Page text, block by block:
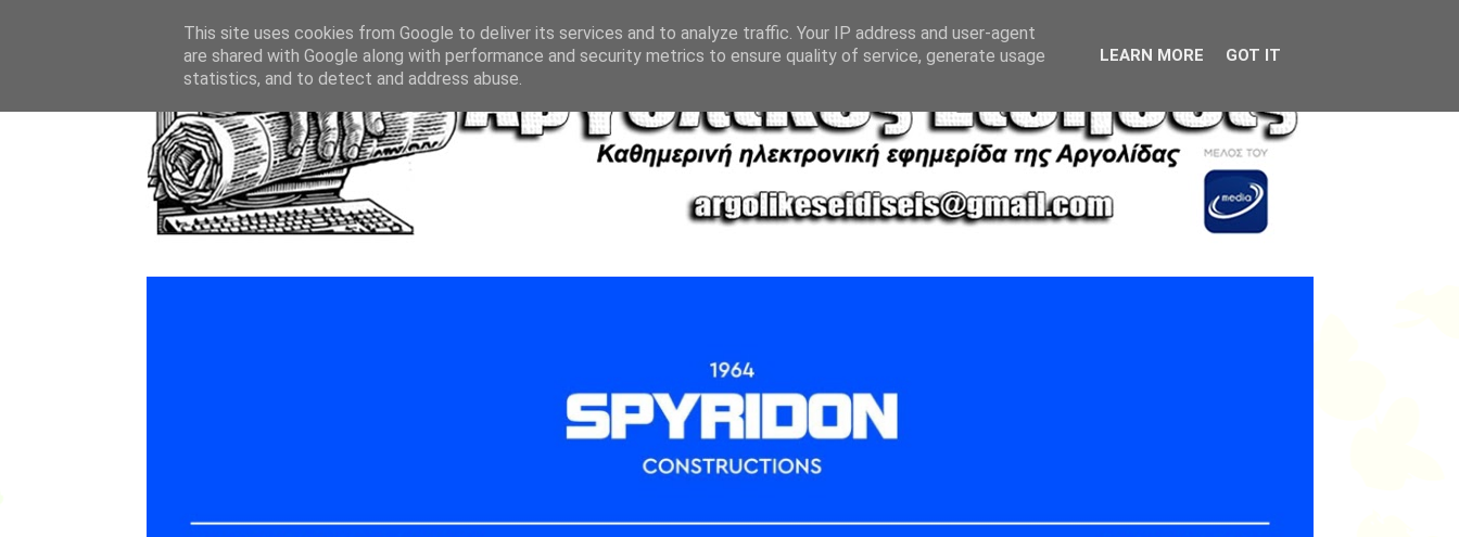
This site uses cookies from Google to deliver its services and to analyze traffic. Your IP address and user-agent
are shared with Google along with performance and security metrics to ensure quality of service, generate usage
statistics, and to detect and address abuse.
LEARN MORE GOT IT